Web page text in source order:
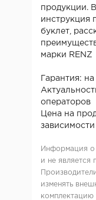
продукции.
инструкция
буклет,
марки RENZ
Гарантия:
операторов
Цена на
Информация о
и не является
изменять
комплектацию